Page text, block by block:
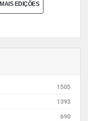
MAIS EDIÇÕES
1505
1393
690